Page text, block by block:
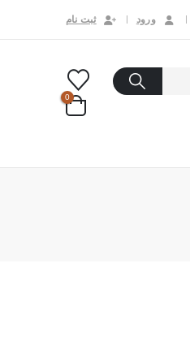
ورود ثبت نام
0